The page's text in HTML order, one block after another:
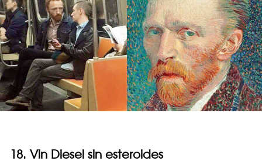
18. Vin Diesel sin esteroides